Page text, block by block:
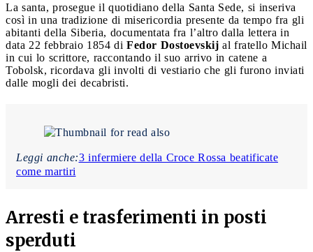
La santa, prosegue il quotidiano della Santa Sede, si inseriva
così in una tradizione di misericordia presente da tempo fra gli
abitanti della Siberia, documentata fra l’altro dalla lettera in
data 22 febbraio 1854 di Fedor Dostoevskij al fratello Michail
in cui lo scrittore, raccontando il suo arrivo in catene a
Tobolsk, ricordava gli involti di vestiario che gli furono inviati
dalle mogli dei decabristi.
Leggi anche:3 infermiere della Croce Rossa beatificate
come martiri
Arresti e trasferimenti in posti
sperduti